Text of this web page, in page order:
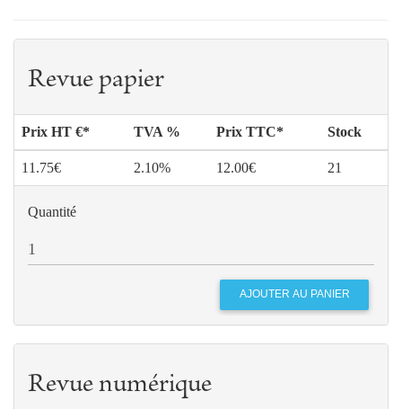
Revue papier
Prix HT €* TVA % Prix TTC* Stock
11.75€ 2.10% 12.00€ 21
Quantité
Revue numérique